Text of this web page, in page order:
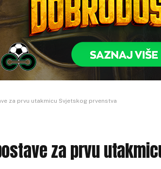
za prvu utakmicu Svjetskog prvenstva
za prvu